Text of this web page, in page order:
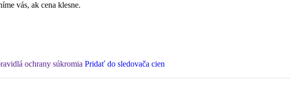
vás, ak cena klesne.
ochrany súkromia Pridať do sledovača cien